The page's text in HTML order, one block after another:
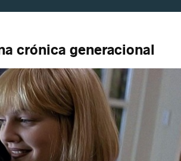
crónica generacional